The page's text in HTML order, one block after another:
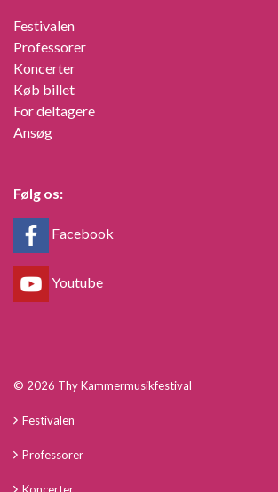
Festivalen
Professorer
Koncerter
Køb billet
For deltagere
Ansøg
Følg os:
Facebook
Youtube
© 2026 Thy Kammermusikfestival
Festivalen
Professorer
Koncerter